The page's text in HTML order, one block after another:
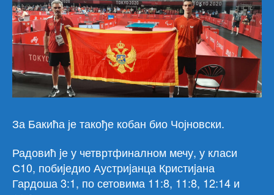
За Бакића је такође кобан био Чојновски.
Радовић jе у четвртфиналном мечу, у класи
С10, побиjедио Аустриjанца Кристиjана
Гардоша 3:1, по сетовима 11:8, 11:8, 12:14 и